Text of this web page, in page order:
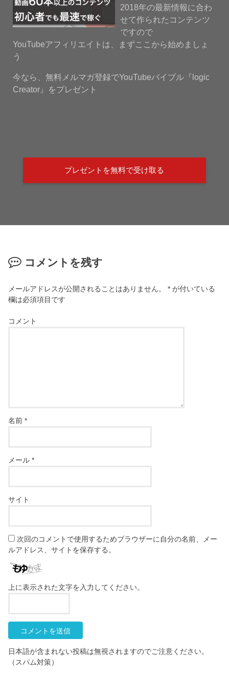
2018年の最新情報に合わ
せて作られたコンテンツ
ですので
YouTubeアフィリエイトは、まずここから始めましょ
う
今なら、無料メルマガ登録でYouTubeバイブル『logic
Creator』をプレゼント
プレゼントを無料で受け取る
コメントを残す
メールアドレスが公開されることはありません。 * が付いている
欄は必須項目です
コメント
名前*
メール*
サイト
次回のコメントで使用するためブラウザーに自分の名前、メー
ルアドレス、サイトを保存する。
上に表示された文字を入力してください。
日本語が含まれない投稿は無視されますのでご注意ください。
（スパム対策）